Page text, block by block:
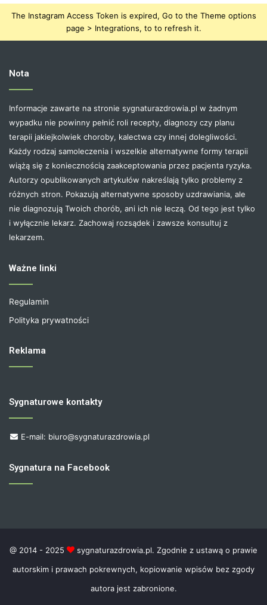
The Instagram Access Token is expired, Go to the Theme options
page > Integrations, to to refresh it.
Nota
Informacje zawarte na stronie sygnaturazdrowia.pl w żadnym
wypadku nie powinny pełnić roli recepty, diagnozy czy planu
terapii jakiejkolwiek choroby, kalectwa czy innej dolegliwości.
Każdy rodzaj samoleczenia i wszelkie alternatywne formy terapii
wiążą się z koniecznością zaakceptowania przez pacjenta ryzyka.
Autorzy opublikowanych artykułów nakreślają tylko problemy z
różnych stron. Pokazują alternatywne sposoby uzdrawiania, ale
nie diagnozują Twoich chorób, ani ich nie leczą. Od tego jest tylko
i wyłącznie lekarz. Zachowaj rozsądek i zawsze konsultuj z
lekarzem.
Ważne linki
Regulamin
Polityka prywatności
Reklama
Sygnaturowe kontakty
E-mail: biuro@sygnaturazdrowia.pl
Sygnatura na Facebook
@ 2014 - 2025
sygnaturazdrowia.pl. Zgodnie z ustawą o prawie
autorskim i prawach pokrewnych, kopiowanie wpisów bez zgody
autora jest zabronione.